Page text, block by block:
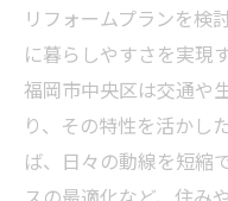
リフォームプランを検
に暮らしやすさを実現
福岡市中央区は交通や
り、その特性を活かし
ば、日々の動線を短縮